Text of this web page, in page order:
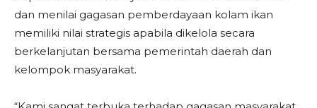
dan menilai gagasan pemberdayaan kolam ikan
memiliki nilai strategis apabila dikelola secara
berkelanjutan bersama pemerintah daerah dan
kelompok masyarakat.